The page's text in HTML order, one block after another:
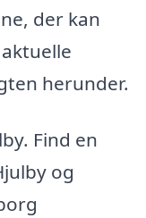
der kan
herunder.
Find en
og